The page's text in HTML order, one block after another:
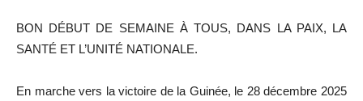
BON DÉBUT DE SEMAINE À TOUS, DANS LA PAIX, LA
SANTÉ ET L’UNITÉ NATIONALE.
En marche vers la victoire de la Guinée, le 28 décembre 2025